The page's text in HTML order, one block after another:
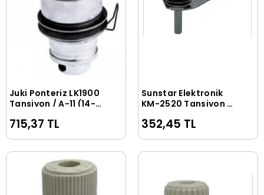
Sepete Ekle
Juki Ponteriz LK1900
Tansiyon / A-11 (14-
0A0
715,37 TL
Sepete Ekle
Sunstar Elektronik
KM-2520 Tansiyon /
PS010100
352,45 TL